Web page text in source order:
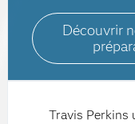
Découvrir
Travis Perkins